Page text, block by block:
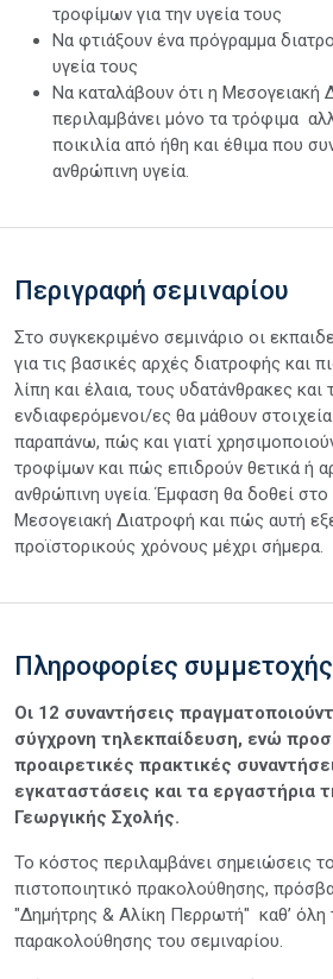
τροφίμων για την υγεία τους
Να φτιάξουν ένα πρόγραμμα
υγεία τους
Να καταλάβουν ότι η Μεσογειακή
περιλαμβάνει μόνο τα τρόφιμα
ποικιλία από ήθη και έθιμα που
ανθρώπινη υγεία.
Περιγραφή σεμιναρίου
Στο συγκεκριμένο σεμινάριο οι
για τις βασικές αρχές διατροφής και
λίπη και έλαια, τους υδατάνθρακες και
ενδιαφερόμενοι/ες θα μάθουν
παραπάνω, πώς και γιατί
τροφίμων και πώς επιδρούν θετικά ή
ανθρώπινη υγεία. Έμφαση θα δοθεί στο
Μεσογειακή Διατροφή και πώς αυτή
προϊστορικούς χρόνους μέχρι σήμερα.
Πληροφορίες συμμετοχής
Οι 12 συναντήσεις
σύγχρονη τηλεκπαίδευση, ενώ
προαιρετικές πρακτικές
εγκαταστάσεις και τα εργαστήρια
Γεωργικής Σχολής.
Το κόστος περιλαμβάνει σημειώσεις
πιστοποιητικό πρακολούθησης,
"Δημήτρης & Αλίκη Περρωτή" καθ’ όλη
παρακολούθησης του σεμιναρίου.